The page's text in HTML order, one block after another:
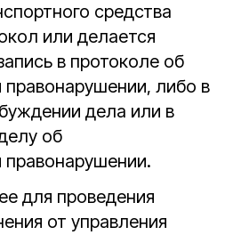
средства
или делается
в протоколе об
либо в
дела или в
об
для проведения
от управления